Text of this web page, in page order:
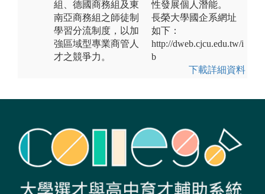
組、德國商務組及東
南亞商務組之師徒制
學習分流制度，以加
強區域型專業商管人
才之競爭力。
性發展個人潛能。
長榮大學國企系網址
如下：
http://dweb.cjcu.edu.tw/i
b
下載詳細資料